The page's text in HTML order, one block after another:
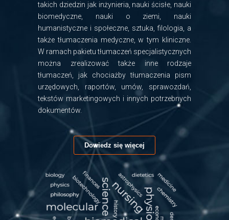
takich dziedzin jak inżynieria, nauki ścisłe, nauki
biomedyczne, nauki o ziemi, nauki
humanistyczne i społeczne, sztuka, filologia, a
także tłumaczenia medyczne, w tym kliniczne.
W ramach pakietu tłumaczeń specjalistycznych
można zrealizować także inne rodzaje
tłumaczeń, jak chociażby tłumaczenia pism
urzędowych, raportów, umów, sprawozdań,
tekstów marketingowych i innych potrzebnych
dokumentów.
Dowiedz się więcej